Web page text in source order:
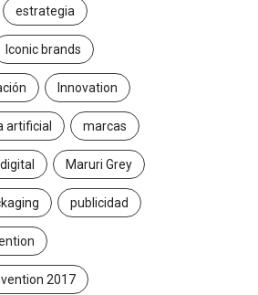
estrategia
Iconic brands
Innovation
artificial marcas
Maruri Grey
publicidad
2017